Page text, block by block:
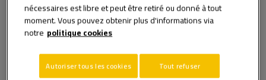
مقيم في الخارج29/11/2024
nécessaires est libre et peut être retiré ou donné à tout
moment. Vous pouvez obtenir plus d'informations via
notre politique cookies
Tout refuser
Autoriser tous les cookies